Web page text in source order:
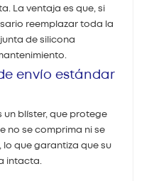
La ventaja es que, si
reemplazar toda la
de silicona
envío estándar
un blíster, que protege
no se comprima ni se
que garantiza que su
intacta.